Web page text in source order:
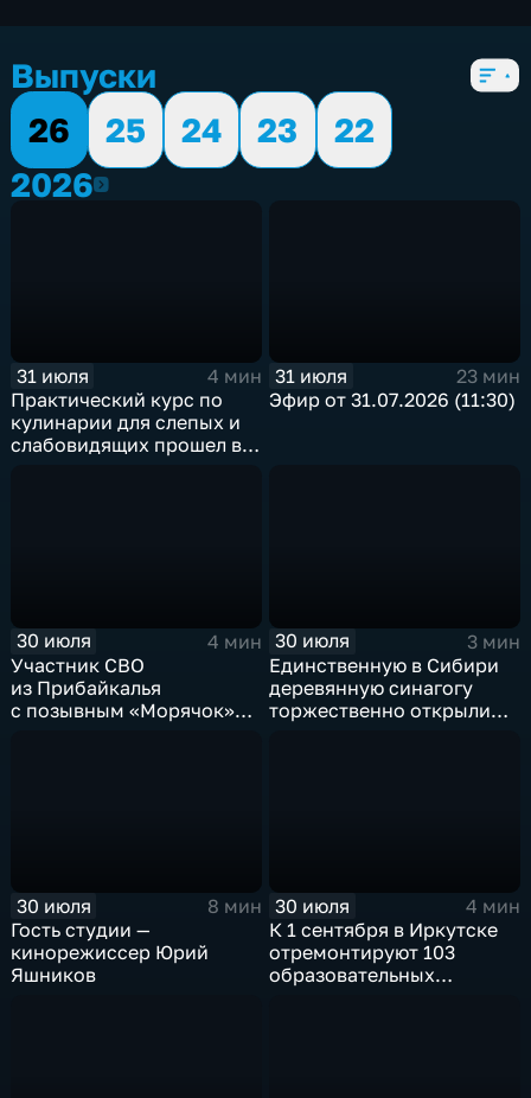
Выпуски
26
25 24 23
22
20262026
31 июля
4 мин
Практический курс по
кулинарии для слепых и
слабовидящих прошел в
31 июля
23 мин
Эфир от 31.07.2026 (11:30)
30 июля
4 мин
Участник СВО
из Прибайкалья
с позывным «Морячок»
30 июля
3 мин
Единственную в Сибири
деревянную синагогу
торжественно открыли
30 июля
8 мин
Гость студии —
кинорежиссер Юрий
Яшников
30 июля
4 мин
К 1 сентября в Иркутске
отремонтируют 103
образовательных